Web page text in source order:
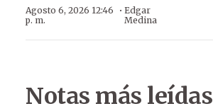
Agosto 6, 2026 12:46
p. m.
· Edgar
Medina
Notas más leídas